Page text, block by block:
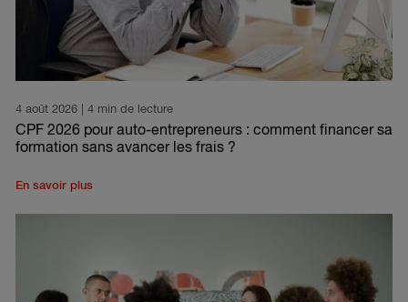
4 août 2026 | 4 min de lecture
CPF 2026 pour auto-entrepreneurs : comment financer sa
formation sans avancer les frais ?
En savoir plus